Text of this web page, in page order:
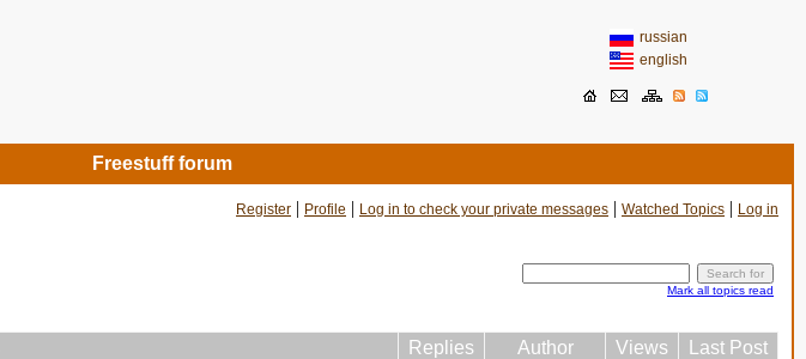
russian
english
Freestuff forum
Register | Profile | Log in to check your private messages | Watched Topics | Log in
Mark all topics read
Replies Author Views Last Post